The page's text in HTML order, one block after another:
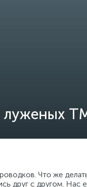
луженых
Что же
друг с другом. Нас